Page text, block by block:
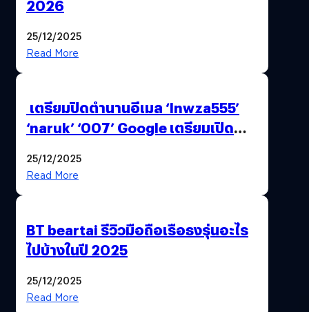
2026
25/12/2025
Read More
เตรียมปิดตำนานอีเมล ‘lnwza555’
‘naruk’ ‘007’ Google เตรียมเปิด
25/12/2025
Read More
BT beartai รีวิวมือถือเรือธงรุ่นอะไร
ไปบ้างในปี 2025
25/12/2025
Read More